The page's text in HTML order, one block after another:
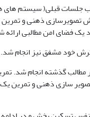
جلسات قبلی( سیستم های
تصویرسازی ذهنی و
فضای امن مطالبی ارائه
خود مشفق نیز انجام شد.
مطالب گذشته انجام شد.
سازی ذهنی و تمرین